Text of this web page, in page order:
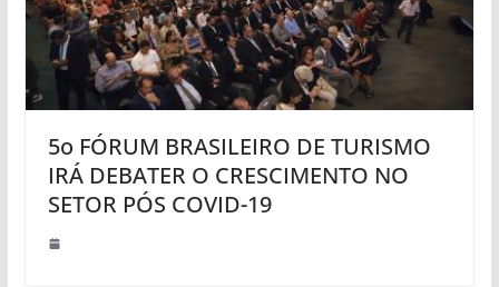
5o FÓRUM BRASILEIRO DE TURISMO
IRÁ DEBATER O CRESCIMENTO NO
SETOR PÓS COVID-19